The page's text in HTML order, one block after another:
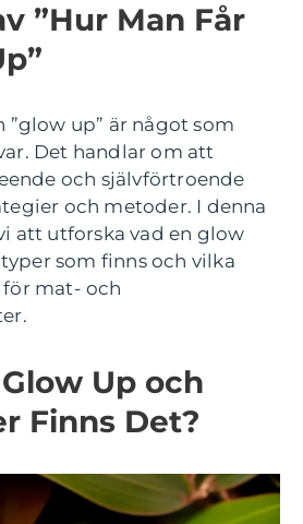
”Hur Man Får
”glow up” är något som
Det handlar om att
och självförtroende
och metoder. I denna
att utforska vad en glow
som finns och vilka
mat- och
Up och
Finns Det?